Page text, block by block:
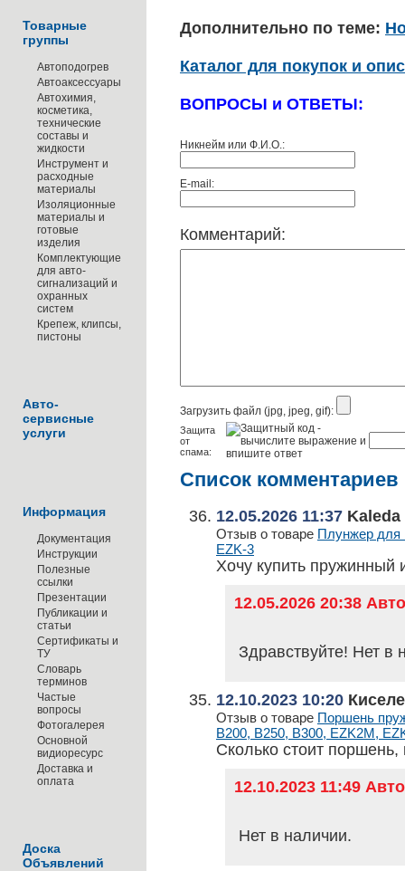
Товарные
группы
Автоподогрев
Автоаксессуары
Автохимия,
косметика,
технические
составы и
жидкости
Инструмент и
расходные
материалы
Изоляционные
материалы и
готовые
изделия
Комплектующие
для авто-
сигнализаций и
охранных
систем
Крепеж, клипсы,
пистоны
Авто-
сервисные
услуги
Информация
Документация
Инструкции
Полезные
ссылки
Презентации
Публикации и
статьи
Сертификаты и
ТУ
Словарь
терминов
Частые
вопросы
Фотогалерея
Основной
видиоресурс
Доставка и
оплата
Доска
Объявлений
Дополнительно по теме:
Каталог для покупок и
ВОПРОСЫ и ОТВЕТЫ:
Никнейм или Ф.И.О.:
E-mail:
Комментарий:
Загрузить файл (jpg, jpeg, gif):
Защита
от
спама:
Список комментариев
12.05.2026 11:37 Kaleda
Отзыв о товаре Плунжер для
EZK-3
Хочу купить пружинный
12.05.2026 20:38
Здравствуйте! Нет в
12.10.2023 10:20
Отзыв о товаре Поршень
B200, B250, B300, EZK2M,
Сколько стоит поршень,
12.10.2023 11:49
Нет в наличии.